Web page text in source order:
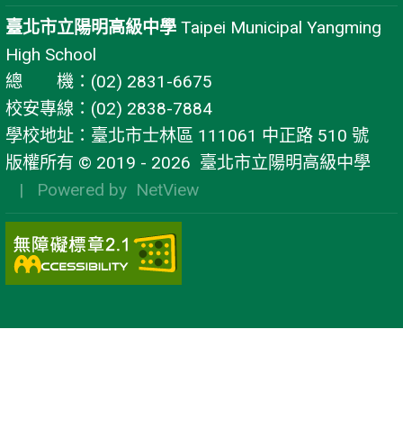
臺北市立陽明高級中學 Taipei Municipal Yangming
High School
總 機：(02) 2831-6675
校安專線：(02) 2838-7884
學校地址：臺北市士林區 111061 中正路 510 號
版權所有 © 2019 - 2026 臺北市立陽明高級中學
| Powered by NetView